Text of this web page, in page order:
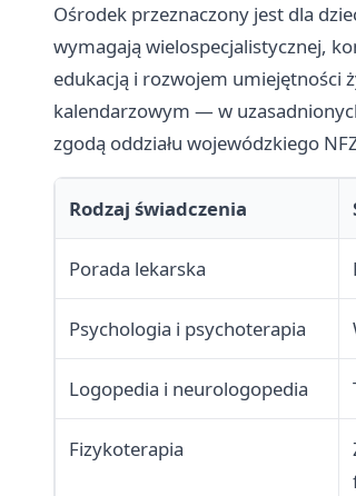
Ośrodek przeznaczony jest dla
wymagają wielospecjalistycznej,
edukacją i rozwojem umiejętności
kalendarzowym — w
zgodą oddziału wojewódzkiego
Rodzaj świadczenia
Porada lekarska
Psychologia i psychoterapia
Logopedia i neurologopedia
Fizykoterapia